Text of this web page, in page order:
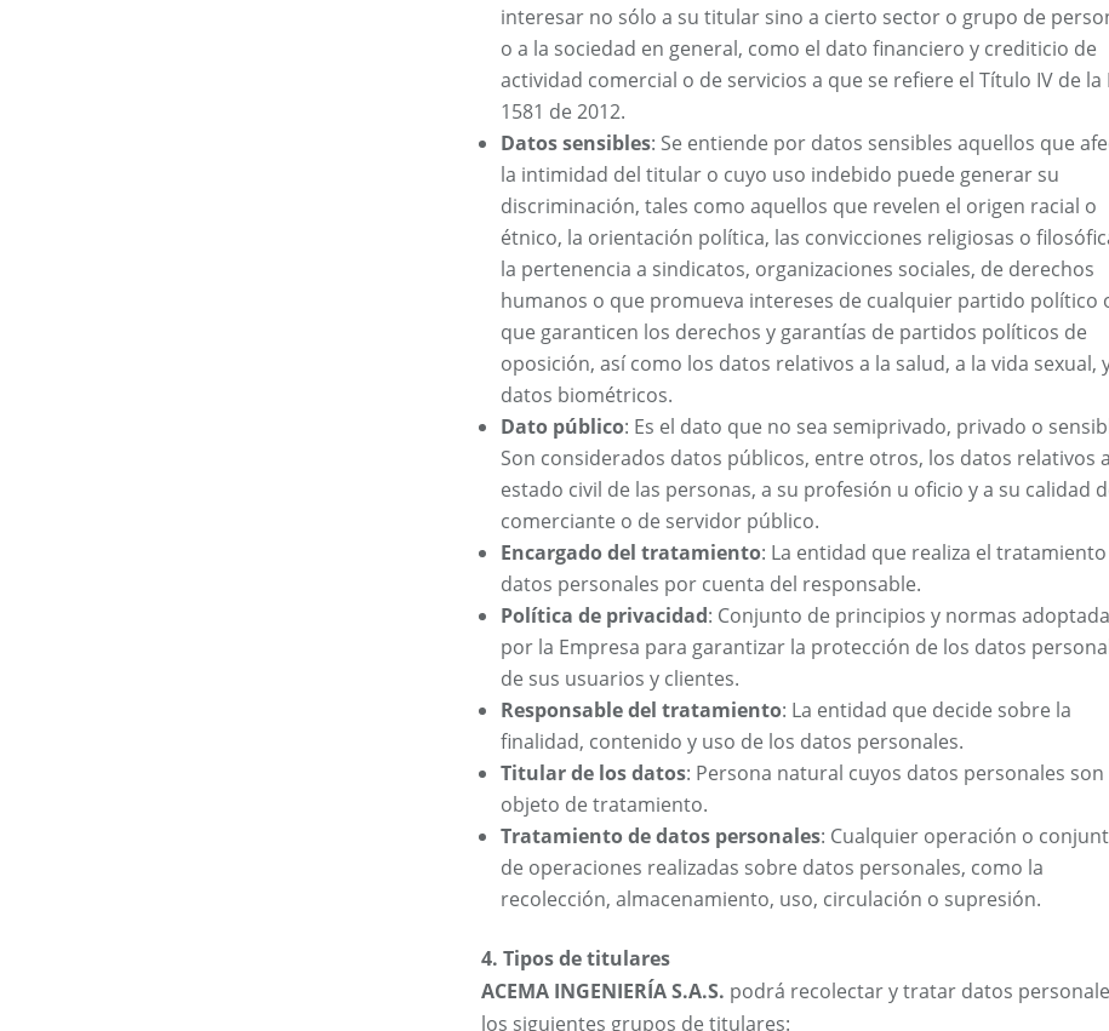
interesar no sólo a su titular sino a cierto sector o grupo de
o a la sociedad en general, como el dato financiero y crediticio de
actividad comercial o de servicios a que se refiere el Título IV de la
1581 de 2012.
Datos sensibles: Se entiende por datos sensibles aquellos que
la intimidad del titular o cuyo uso indebido puede generar su
discriminación, tales como aquellos que revelen el origen racial o
étnico, la orientación política, las convicciones religiosas o
la pertenencia a sindicatos, organizaciones sociales, de derechos
humanos o que promueva intereses de cualquier partido político
que garanticen los derechos y garantías de partidos políticos de
oposición, así como los datos relativos a la salud, a la vida sexual,
datos biométricos.
Dato público: Es el dato que no sea semiprivado, privado o
Son considerados datos públicos, entre otros, los datos relativos
estado civil de las personas, a su profesión u oficio y a su calidad
comerciante o de servidor público.
Encargado del tratamiento: La entidad que realiza el
datos personales por cuenta del responsable.
Política de privacidad: Conjunto de principios y normas
por la Empresa para garantizar la protección de los datos
de sus usuarios y clientes.
Responsable del tratamiento: La entidad que decide sobre la
finalidad, contenido y uso de los datos personales.
Titular de los datos: Persona natural cuyos datos personales son
objeto de tratamiento.
Tratamiento de datos personales: Cualquier operación o
de operaciones realizadas sobre datos personales, como la
recolección, almacenamiento, uso, circulación o supresión.
4. Tipos de titulares
ACEMA INGENIERÍA S.A.S. podrá recolectar y tratar datos
los siguientes grupos de titulares: